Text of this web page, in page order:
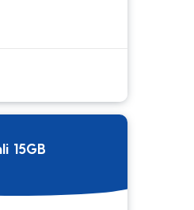
15GB